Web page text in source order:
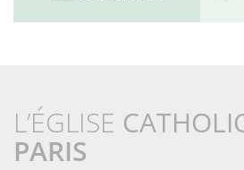
L’ÉGLISE
PARIS